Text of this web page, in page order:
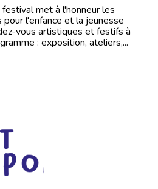
met à l'honneur les
l'enfance et la jeunesse
vous artistiques et festifs à
: exposition, ateliers,...